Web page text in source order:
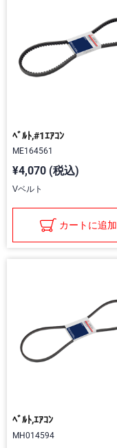
ﾍﾞﾙﾄ,#1ｴｱｺﾝ
ME164561
¥4,070 (税込)
Vベルト
カートに追加
ﾍﾞﾙﾄ,ｴｱｺﾝ
MH014594